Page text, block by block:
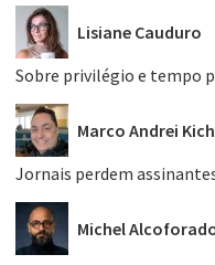
Lisiane Cauduro
Sobre privilégio e tempo
Marco Andrei
Jornais perdem
Michel